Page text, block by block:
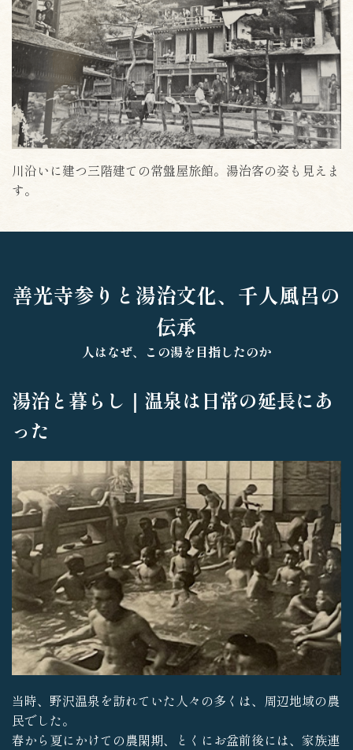
川沿いに建つ三階建ての常盤屋旅館。湯治客の姿も見えま
す。
善光寺参りと湯治文化、千人風呂の
伝承
人はなぜ、この湯を目指したのか
湯治と暮らし｜温泉は日常の延長にあ
った
当時、野沢温泉を訪れていた人々の多くは、周辺地域の農
民でした。
春から夏にかけての農閑期、とくにお盆前後には、家族連